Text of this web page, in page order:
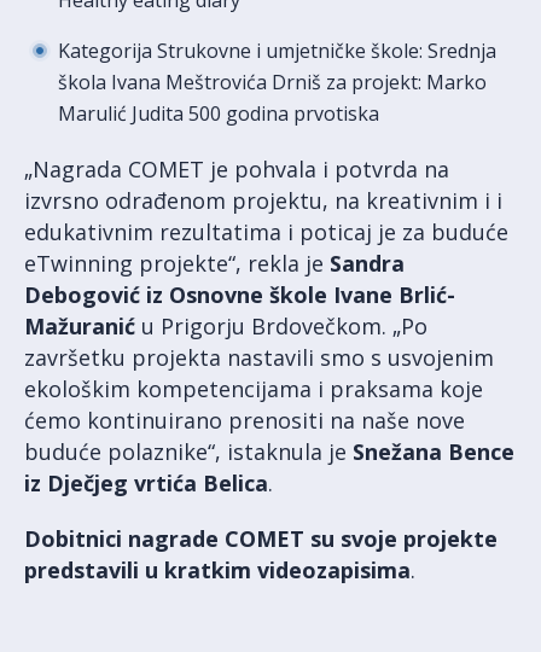
Kategorija Strukovne i umjetničke škole: Srednja
škola Ivana Meštrovića Drniš za projekt: Marko
Marulić Judita 500 godina prvotiska
„Nagrada COMET je pohvala i potvrda na
izvrsno odrađenom projektu, na kreativnim i i
edukativnim rezultatima i poticaj je za buduće
eTwinning projekte“, rekla je Sandra
Debogović iz Osnovne škole Ivane Brlić-
Mažuranić u Prigorju Brdovečkom. „Po
završetku projekta nastavili smo s usvojenim
ekološkim kompetencijama i praksama koje
ćemo kontinuirano prenositi na naše nove
buduće polaznike“, istaknula je Snežana Bence
iz Dječjeg vrtića Belica.
Dobitnici nagrade COMET su svoje projekte
predstavili u kratkim videozapisima.